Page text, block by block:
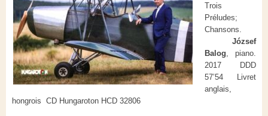
Trois
Préludes;
Chansons.
József
Balog , piano.
2017 DDD
57’54 Livret
anglais,
hongrois CD Hungaroton HCD 32806